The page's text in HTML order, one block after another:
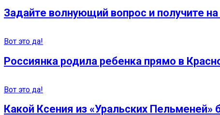
Задайте волнующий вопрос и получите
Вот это да!
Россиянка родила ребенка прямо в
Вот это да!
Какой Ксения из «Уральских